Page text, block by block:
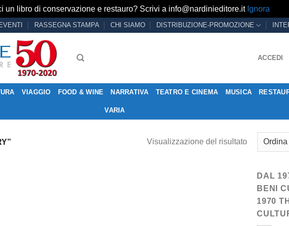
un libro di conservazione e restauro? Scrivi a info@nardinieditore.it Ignora
EVENTI RASSEGNA STAMPA CHI SIAMO DISTRIBUZIONE-PROMOZIONE
ACCEDI
VIAGGIO FOOD & WINE NARRATIVA TEATRO E CINEMA MUSICA
VARIA
Visualizzazione del risultato
DAL
BENI
1970